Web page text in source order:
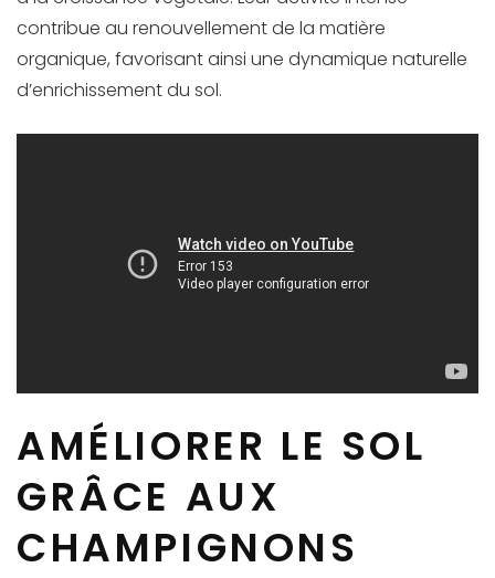
contribue au renouvellement de la matière
organique, favorisant ainsi une dynamique naturelle
d’enrichissement du sol.
AMÉLIORER LE SOL
GRÂCE AUX
CHAMPIGNONS